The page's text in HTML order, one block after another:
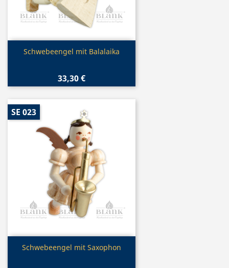
Vorschau
Schwebeengel mit Balalaika
33,30 €
Vorschau
Schwebeengel mit Saxophon
SE 023